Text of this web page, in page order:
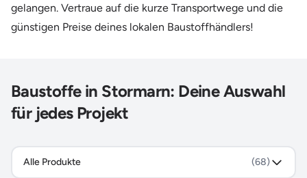
gelangen. Vertraue auf die kurze Transportwege und die
günstigen Preise deines lokalen Baustoffhändlers!
Baustoffe in Stormarn: Deine Auswahl
für jedes Projekt
Alle Produkte (68)